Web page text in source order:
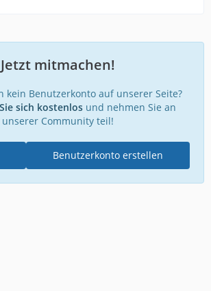
Jetzt mitmachen!
kein Benutzerkonto auf unserer Seite?
sich kostenlosund nehmen Sie an
unserer Community teil!
Benutzerkonto erstellen